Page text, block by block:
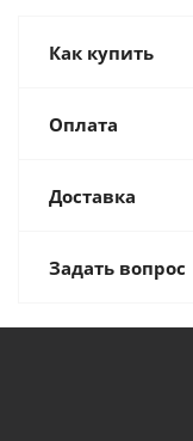
Как купить
Оплата
Доставка
Задать вопрос